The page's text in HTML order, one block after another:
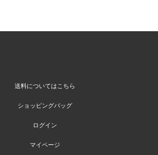
送料についてはこちら
ショッピングバッグ
ログイン
マイページ